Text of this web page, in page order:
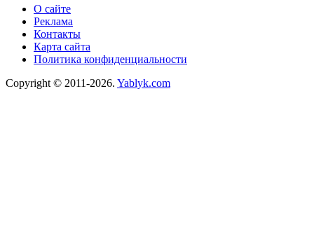
О сайте
Реклама
Контакты
Карта сайта
Политика конфиденциальности
Copyright © 2011-2026. Yablyk.сom